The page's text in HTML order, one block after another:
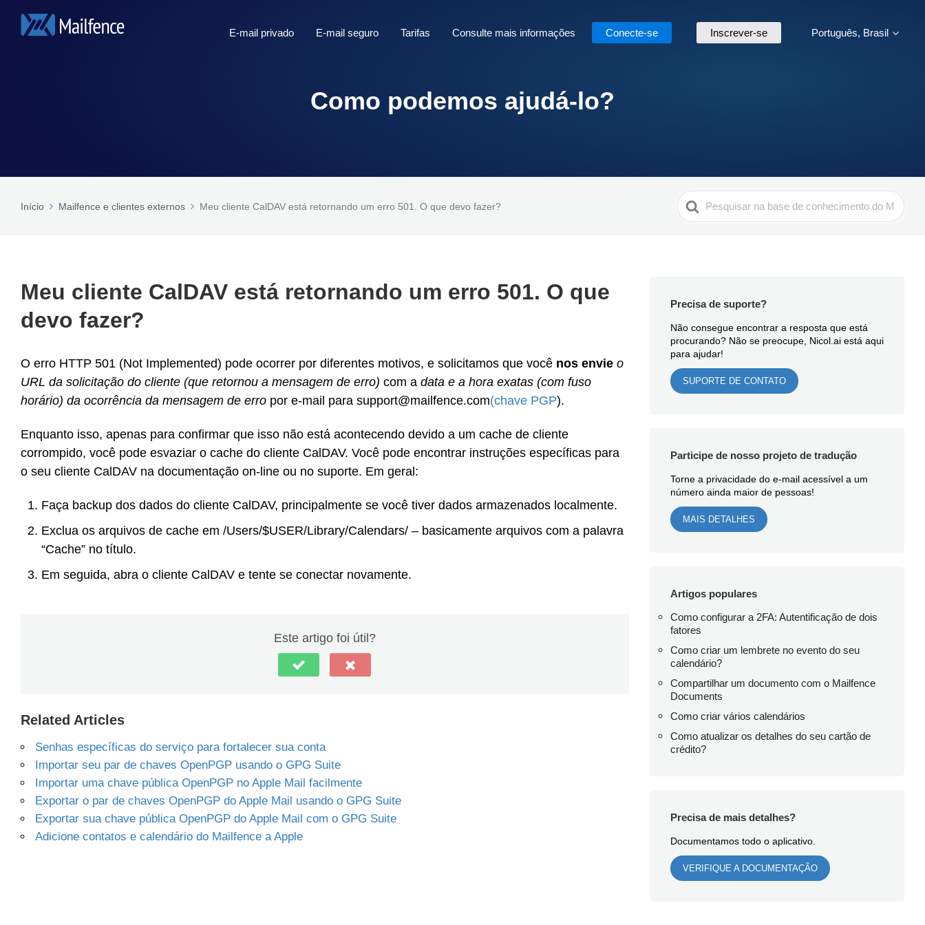
E-mail privado E-mail seguro Tarifas Consulte mais informações Conecte-se Inscrever-se Português, Brasil
Como podemos ajudá-lo?
Início Mailfence e clientes externos Meu cliente CalDAV está retornando um erro 501. O que devo fazer?
Search
For
Meu cliente CalDAV está retornando um erro 501. O que
devo fazer?
O erro HTTP 501 (Not Implemented) pode ocorrer por diferentes motivos, e solicitamos que você nos envie o
URL da solicitação do cliente (que retornou a mensagem de erro) com a data e a hora exatas (com fuso
horário) da ocorrência da mensagem de erro por e-mail para support@mailfence.com(chave PGP).
Enquanto isso, apenas para confirmar que isso não está acontecendo devido a um cache de cliente
corrompido, você pode esvaziar o cache do cliente CalDAV. Você pode encontrar instruções específicas para
o seu cliente CalDAV na documentação on-line ou no suporte. Em geral:
Faça backup dos dados do cliente CalDAV, principalmente se você tiver dados armazenados localmente.
Exclua os arquivos de cache em /Users/$USER/Library/Calendars/ – basicamente arquivos com a palavra
“Cache” no título.
Em seguida, abra o cliente CalDAV e tente se conectar novamente.
Este artigo foi útil?
Related Articles
Senhas específicas do serviço para fortalecer sua conta
Importar seu par de chaves OpenPGP usando o GPG Suite
Importar uma chave pública OpenPGP no Apple Mail facilmente
Exportar o par de chaves OpenPGP do Apple Mail usando o GPG Suite
Exportar sua chave pública OpenPGP do Apple Mail com o GPG Suite
Adicione contatos e calendário do Mailfence a Apple
Precisa de suporte?
Não consegue encontrar a resposta que está
procurando? Não se preocupe, Nicol.ai está aqui
para ajudar!
SUPORTE DE CONTATO
Participe de nosso projeto de tradução
Torne a privacidade do e-mail acessível a um
número ainda maior de pessoas!
MAIS DETALHES
Artigos populares
Como configurar a 2FA: Autentificação de dois
fatores
Como criar um lembrete no evento do seu
calendário?
Compartilhar um documento com o Mailfence
Documents
Como criar vários calendários
Como atualizar os detalhes do seu cartão de
crédito?
Precisa de mais detalhes?
Documentamos todo o aplicativo.
VERIFIQUE A DOCUMENTAÇÃO